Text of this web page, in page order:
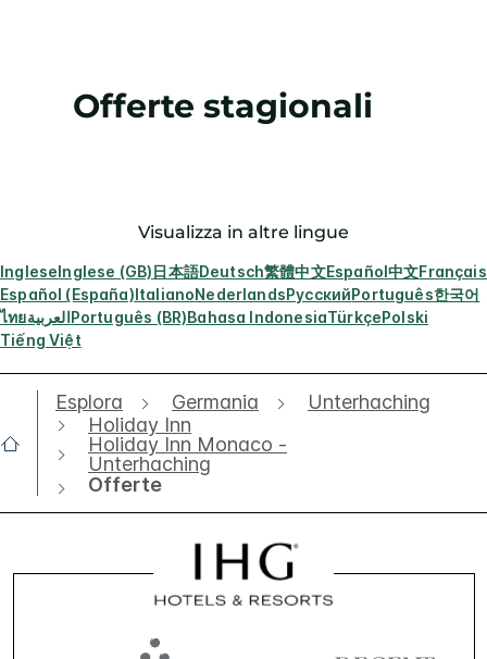
Offerte stagionali
Visualizza in altre lingue
IngleseInglese (GB)日本語Deutsch繁體中文Español中文Français
Español (España)ItalianoNederlandsРусскийPortuguês한국어
ไทยالعربيةPortuguês (BR)Bahasa IndonesiaTürkçePolski
Tiếng Việt
Esplora Germania
Unterhaching
Holiday Inn
Holiday Inn Monaco -
Unterhaching
Offerte